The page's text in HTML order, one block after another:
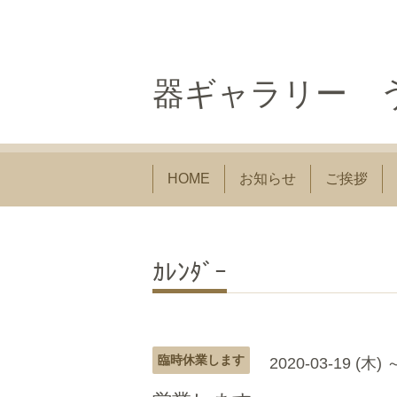
器ギャラリー
HOME お知らせ ご挨拶
ｶﾚﾝﾀﾞｰ
臨時休業します 2020-03-19 (木)